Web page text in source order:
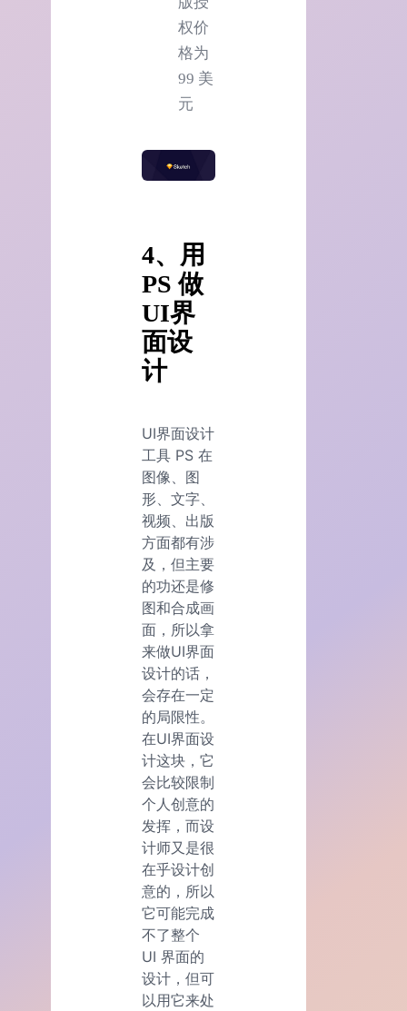
权价
格为
99 美
元
4、用
PS 做
UI界
面设
计
UI界面设计
工具 PS 在
图像、图
形、文字、
视频、出版
方面都有涉
及，但主要
的功还是修
图和合成画
面，所以拿
来做UI界面
设计的话，
会存在一定
的局限性。
在UI界面设
计这块，它
会比较限制
个人创意的
发挥，而设
计师又是很
在乎设计创
意的，所以
它可能完成
不了整个
UI 界面的
设计，但可
以用它来处